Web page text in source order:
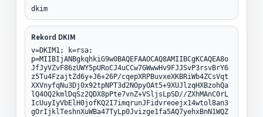
dkim
Rekord DKIM
v=DKIM1; k=rsa;
p=MIIBIjANBgkqhkiG9w0BAQEFAAOCAQ8AMIIBCgKCAQEA8o
JfJyVZvF86zUWY5pURoCJ4uCCw7GWwwHv9FJJSvP3rsvBrY6
z5Tu4FzajtZd6y+J6+26P/cqepXRPBuvxeXKBRiWb4ZCsVqt
XXVnyfqNu3Dj0x92tpNPT3d2NOpyOAt5+9XUJlzqHXBzohQa
lQ4OQ2kmlDqSz2QDX8pPte7vnZ+VSljsLpSD//ZXhMAnC0rL
IcUuyIyVbElH0jofKQ2I7imqrunJFidvreoejx14wtol8an3
gOrIjklTeshnXuWBa47TyLp0Jvizge1fa5AQ7yehxBnN1WQZ